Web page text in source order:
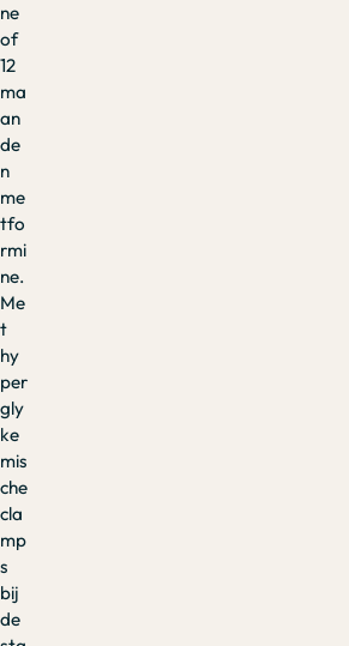
ne
of
12
ma
an
de
n
me
tfo
rmi
ne.
Me
t
hy
per
gly
ke
mis
che
cla
mp
s
bij
de